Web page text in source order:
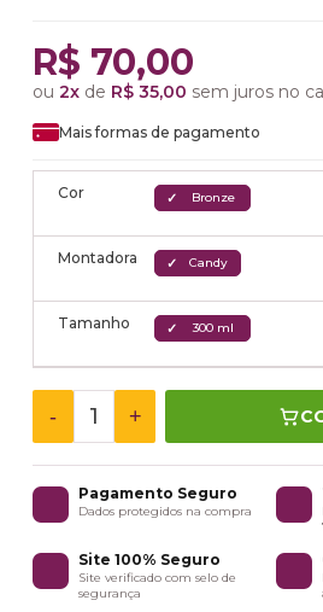
R$ 70,00
ou 2x de R$ 35,00 sem juros no
Mais formas de pagamento
Cor Bronze
Montadora Candy
Tamanho 300 ml
- +
Pagamento Seguro
Dados protegidos na compra
Site 100% Seguro
Site verificado com selo de
segurança